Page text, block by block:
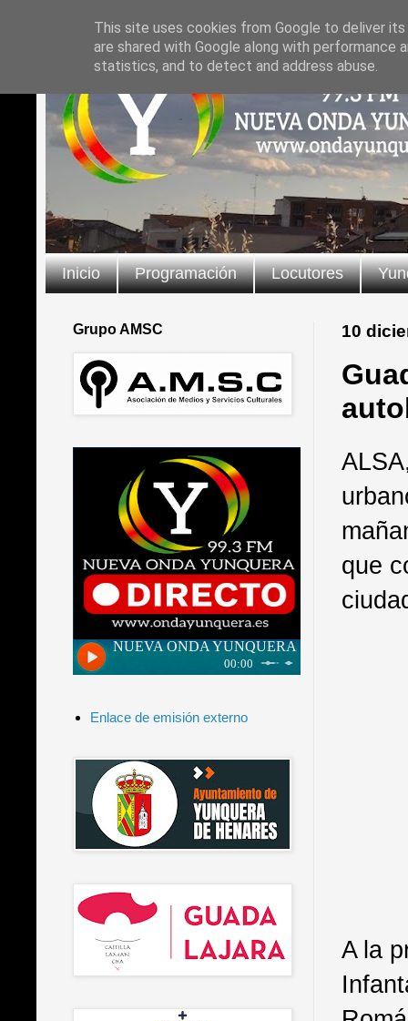
Inicio Programación Locutores
10
que
A la
Grupo AMSC
Enlace de emisión externo
This site uses cookies from Google to deliver
are shared with Google along with
statistics, and to detect and address abuse.